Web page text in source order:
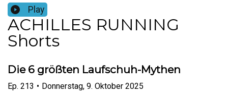
Play
ACHILLES RUNNING
Shorts
Die 6 größten Laufschuh-Mythen
Ep. 213 • Donnerstag, 9. Oktober 2025